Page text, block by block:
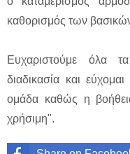
καθορισμός των
Ευχαριστούμε όλα
διαδικασία και
ομάδα καθώς η
χρήσιμη".